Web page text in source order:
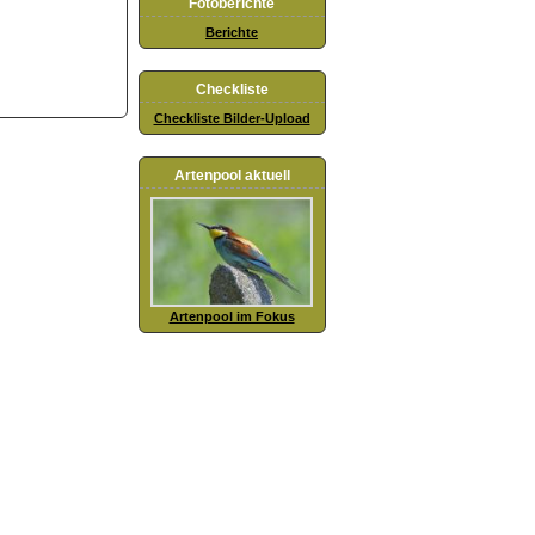
Fotoberichte
Berichte
Checkliste
Checkliste Bilder-Upload
Artenpool aktuell
Artenpool im Fokus